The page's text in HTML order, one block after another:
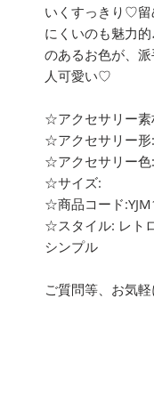
いくすっきり♡留
にくいのも魅力
のあるお色が、
人可愛い♡
☆アクセサリー素
☆アクセサリー形:
☆アクセサリー色
☆サイズ:
☆商品コード
☆スタイル: レト
シンプル
ご質問等、お気